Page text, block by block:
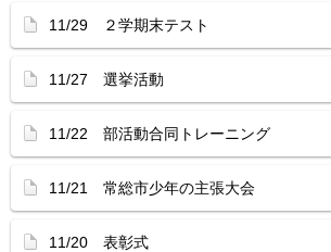
11/29 ２学期末テスト
11/27 選挙活動
11/22 部活動合同トレーニング
11/21 常総市少年の主張大会
11/20 表彰式